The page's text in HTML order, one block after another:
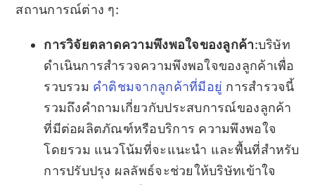
สถานการณ์ต่าง ๆ:
การวิจัยตลาดความพึงพอใจของลูกค้า:บริษัท
ดำเนินการสำรวจความพึงพอใจของลูกค้าเพื่อ
รวบรวม คำติชมจากลูกค้าที่มีอยู่ การสำรวจนี้
รวมถึงคำถามเกี่ยวกับประสบการณ์ของลูกค้า
ที่มีต่อผลิตภัณฑ์หรือบริการ ความพึงพอใจ
โดยรวม แนวโน้มที่จะแนะนำ และพื้นที่สำหรับ
การปรับปรุง ผลลัพธ์จะช่วยให้บริษัทเข้าใจ